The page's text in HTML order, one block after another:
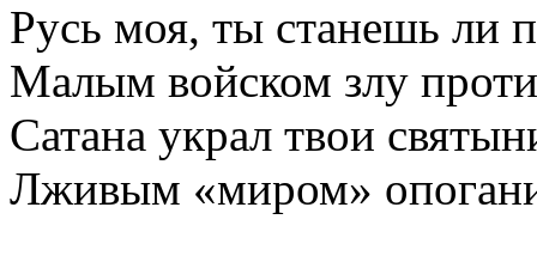
Русь моя, ты станешь ли
Малым войском злу
Сатана украл твои
Лживым «миром»